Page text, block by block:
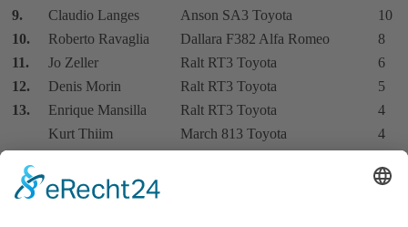
9.
Claudio Langes Anson SA3 Toyota
10
10.
Roberto Ravaglia Dallara F382 Alfa Romeo
8
11.
Jo Zeller Ralt RT3 Toyota
6
12.
Denis Morin Ralt RT3 Toyota
5
13.
Enrique Mansilla Ralt RT3 Toyota
4
Kurt Thiim
March 813 Toyota
4
16.
Roberto Moreno
3